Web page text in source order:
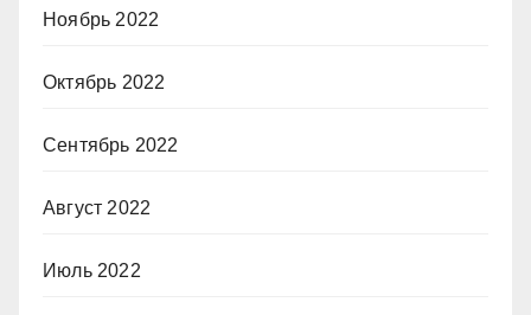
Ноябрь 2022
Октябрь 2022
Сентябрь 2022
Август 2022
Июль 2022